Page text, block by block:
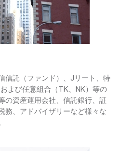
信託（ファンド）、Jリート、特
よび任意組合（TK、NK）等の
の資産運用会社、信託銀行、証
務、アドバイザリーなど様々な